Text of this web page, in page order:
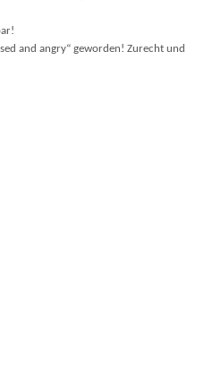
and angry“ geworden! Zurecht und